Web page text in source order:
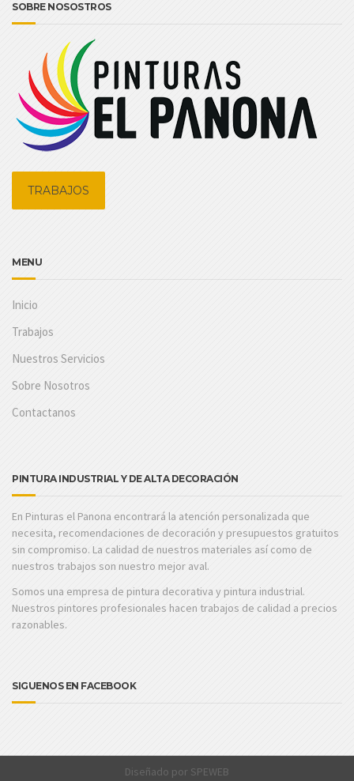
SOBRE NOSOSTROS
TRABAJOS
MENU
Inicio
Trabajos
Nuestros Servicios
Sobre Nosotros
Contactanos
PINTURA INDUSTRIAL Y DE ALTA DECORACIÓN
En Pinturas el Panona encontrará la atención personalizada que
necesita, recomendaciones de decoración y presupuestos gratuitos
sin compromiso. La calidad de nuestros materiales así como de
nuestros trabajos son nuestro mejor aval.
Somos una empresa de pintura decorativa y pintura industrial.
Nuestros pintores profesionales hacen trabajos de calidad a precios
razonables.
SIGUENOS EN FACEBOOK
Diseñado por SPEWEB